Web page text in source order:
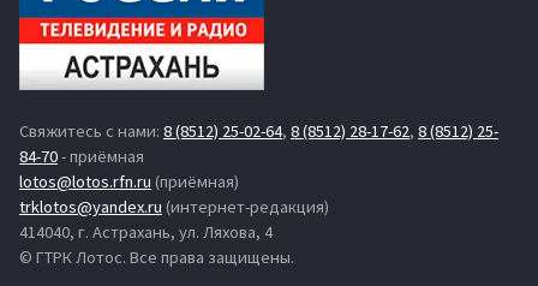
Свяжитесь с нами: 8 (8512) 25-02-64, 8 (8512) 28-17-62, 8 (8512) 25-
84-70- приёмная
lotos@lotos.rfn.ru (приёмная)
trklotos@yandex.ru (интернет-редакция)
414040, г. Астрахань, ул. Ляхова, 4
© ГТРК Лотос. Все права защищены.